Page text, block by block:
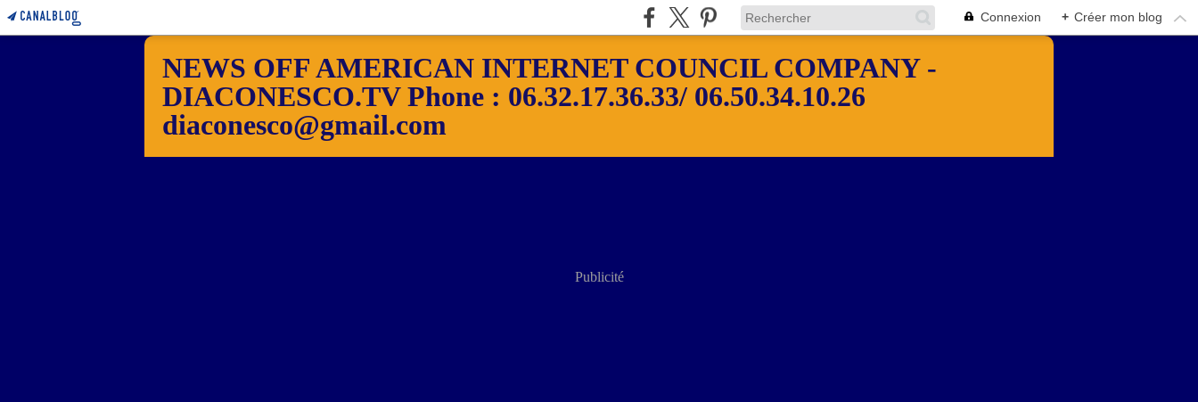
Connexion + Créer mon blog
NEWS OFF AMERICAN INTERNET COUNCIL COMPANY -
DIACONESCO.TV Phone : 06.32.17.36.33/ 06.50.34.10.26
diaconesco@gmail.com
Publicité